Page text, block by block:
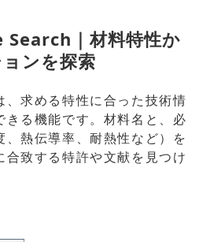
｜材料特性か
ンを探索
求める特性に合った技術情
る機能です。材料名と、必
熱伝導率、耐熱性など）を
致する特許や文献を見つけ